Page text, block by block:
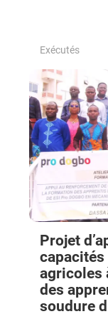
Exécutés
Projet
agricoles
des
soudure